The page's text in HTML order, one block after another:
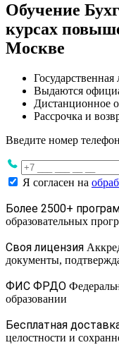
Обучение
курсах
Москве
Выдаются
Дистанционное
Рассрочка и
Введите номер
Я согласен на
Более 2500+
образовательных
Своя лицензия
документы,
ФИС ФРДО
образовании
Бесплатная
целостности и